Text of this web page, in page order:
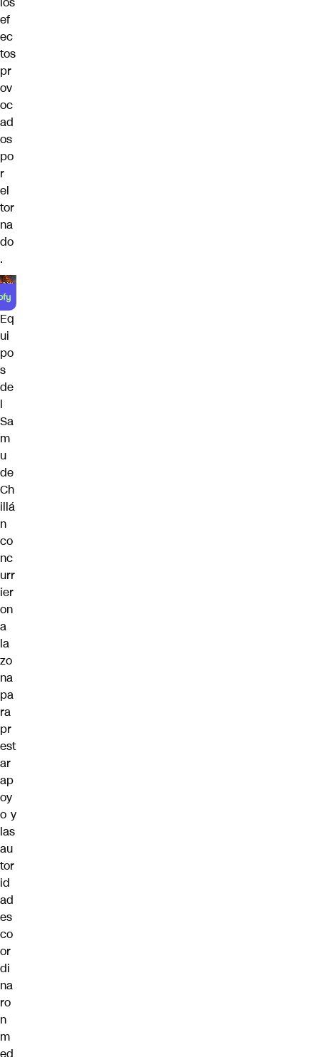
ef
ec
tos
pr
ov
oc
ad
os
po
r
el
tor
na
do
.
Eq
ui
po
s
de
l
Sa
m
u
de
Ch
illá
n
co
nc
urr
ier
on
a
la
zo
na
pa
ra
pr
est
ar
ap
oy
o y
las
au
tor
id
ad
es
co
or
di
na
ro
n
m